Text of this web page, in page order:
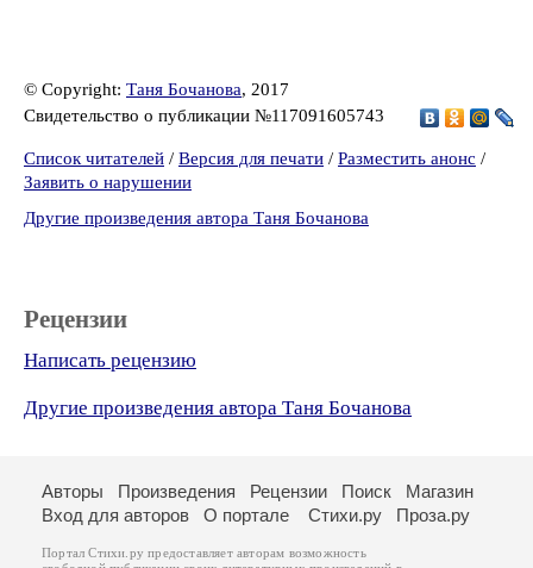
© Copyright: Таня Бочанова, 2017
Свидетельство о публикации №117091605743
Список читателей / Версия для печати / Разместить анонс /
Заявить о нарушении
Другие произведения автора Таня Бочанова
Рецензии
Написать рецензию
Другие произведения автора Таня Бочанова
Авторы Произведения Рецензии Поиск
Магазин
Вход для авторов
О портале Стихи.ру Проза.ру
Портал Стихи.ру предоставляет авторам возможность